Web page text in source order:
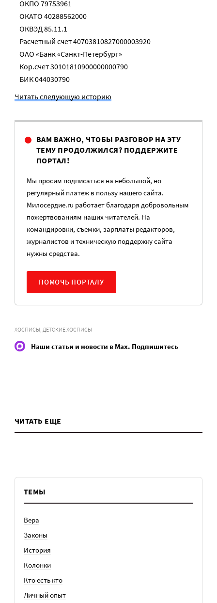
ОКПО 79753961
ОКАТО 40288562000
ОКВЭД 85.11.1
Расчетный счет 40703810827000003920
ОАО «Банк «Санкт-Петербург»
Кор.счет 30101810900000000790
БИК 044030790
Читать следующую историю
ВАМ ВАЖНО, ЧТОБЫ РАЗГОВОР НА ЭТУ
ТЕМУ ПРОДОЛЖИЛСЯ? ПОДДЕРЖИТЕ
ПОРТАЛ!
Мы просим подписаться на небольшой, но
регулярный платеж в пользу нашего сайта.
Милосердие.ru работает благодаря добровольным
пожертвованиям наших читателей. На
командировки, съемки, зарплаты редакторов,
журналистов и техническую поддержку сайта
нужны средства.
ПОМОЧЬ ПОРТАЛУ
ХОСПИСЫ, ДЕТСКИЕ ХОСПИСЫ
Наши статьи и новости в Max. Подпишитесь
ЧИТАТЬ ЕЩЕ
ТЕМЫ
Вера
Законы
История
Колонки
Кто есть кто
Личный опыт